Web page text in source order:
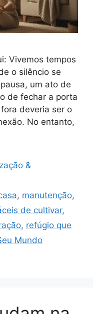
Vivemos tempos
o silêncio se
um ato de
de fechar a porta
deveria ser o
No entanto,
&
, manutenção,
de cultivar,
, refúgio que
Mundo